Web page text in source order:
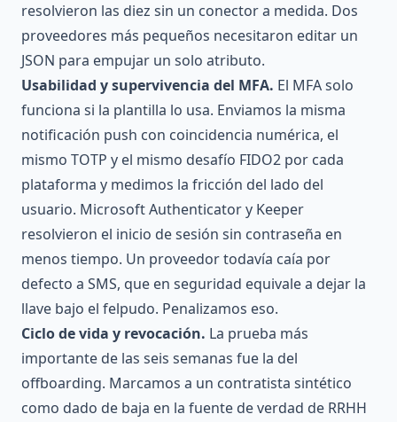
resolvieron las diez sin un conector a medida. Dos
proveedores más pequeños necesitaron editar un
JSON para empujar un solo atributo.
Usabilidad y supervivencia del MFA. El MFA solo
funciona si la plantilla lo usa. Enviamos la misma
notificación push con coincidencia numérica, el
mismo TOTP y el mismo desafío FIDO2 por cada
plataforma y medimos la fricción del lado del
usuario. Microsoft Authenticator y Keeper
resolvieron el inicio de sesión sin contraseña en
menos tiempo. Un proveedor todavía caía por
defecto a SMS, que en seguridad equivale a dejar la
llave bajo el felpudo. Penalizamos eso.
Ciclo de vida y revocación. La prueba más
importante de las seis semanas fue la del
offboarding. Marcamos a un contratista sintético
como dado de baja en la fuente de verdad de RRHH